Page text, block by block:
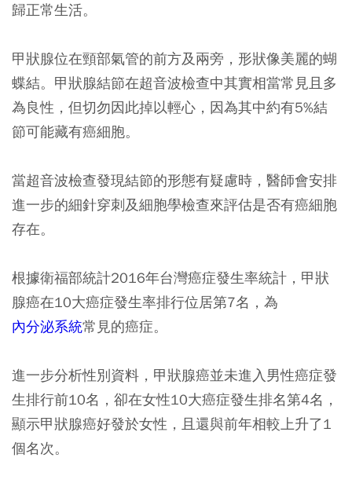
歸正常生活。
甲狀腺位在頸部氣管的前方及兩旁，形狀像美麗的蝴
蝶結。甲狀腺結節在超音波檢查中其實相當常見且多
為良性，但切勿因此掉以輕心，因為其中約有5%結
節可能藏有癌細胞。
當超音波檢查發現結節的形態有疑慮時，醫師會安排
進一步的細針穿刺及細胞學檢查來評估是否有癌細胞
存在。
根據衛福部統計2016年台灣癌症發生率統計，甲狀
腺癌在10大癌症發生率排行位居第7名，為
內分泌系統常見的癌症。
進一步分析性別資料，甲狀腺癌並未進入男性癌症發
生排行前10名，卻在女性10大癌症發生排名第4名，
顯示甲狀腺癌好發於女性，且還與前年相較上升了1
個名次。